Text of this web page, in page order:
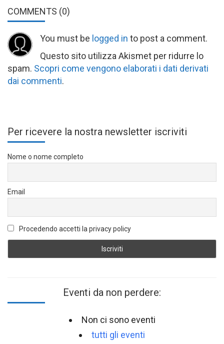
COMMENTS (0)
You must be logged in to post a comment.
Questo sito utilizza Akismet per ridurre lo
spam. Scopri come vengono elaborati i dati derivati
dai commenti.
Per ricevere la nostra newsletter iscriviti
Nome o nome completo
Email
Procedendo accetti la privacy policy
Eventi da non perdere:
Non ci sono eventi
tutti gli eventi